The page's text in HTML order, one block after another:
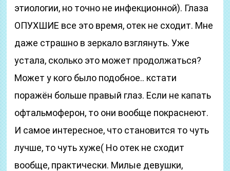
этиологии, но точно не инфекционной). Глаза
ОПУХШИЕ все это время, отек не сходит. Мне
даже страшно в зеркало взглянуть. Уже
устала, сколько это может продолжаться?
Может у кого было подобное.. кстати
поражён больше правый глаз. Если не капать
офтальмоферон, то они вообще покраснеют.
И самое интересное, что становится то чуть
лучше, то чуть хуже( Но отек не сходит
вообще, практически. Милые девушки,